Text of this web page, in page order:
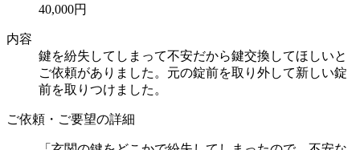
40,000円
内容
鍵を紛失してしまって不安だから鍵交換してほしいと
ご依頼がありました。元の錠前を取り外して新しい錠
前を取りつけました。
ご依頼・ご要望の詳細